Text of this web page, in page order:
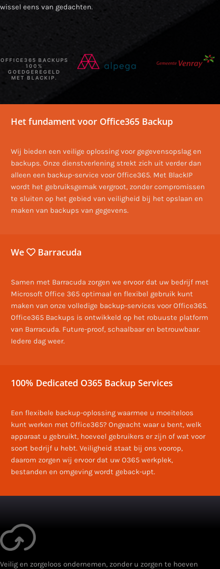
wissel eens van gedachten.
OFFICE365 BACKUPS
100%
GOEDGEREGELD
MET BLACKIP.
Het fundament voor Office365 Backup
Wij bieden een veilige oplossing voor gegevensopslag en
backups. Onze dienstverlening strekt zich uit verder dan
alleen een backup-service voor Office365. Met BlackIP
wordt het gebruiksgemak vergroot, zonder compromissen
te sluiten op het gebied van veiligheid bij het opslaan en
maken van backups van gegevens.
We Barracuda
Samen met Barracuda zorgen we ervoor dat uw bedrijf met
Microsoft Office 365 optimaal en flexibel gebruik kunt
maken van onze volledige backup-services voor Office365.
Office365 Backups is ontwikkeld op het robuuste platform
van Barracuda. Future-proof, schaalbaar en betrouwbaar.
Iedere dag weer.
100% Dedicated O365 Backup Services
Een flexibele backup-oplossing waarmee u moeiteloos
kunt werken met Office365? Ongeacht waar u bent, welk
apparaat u gebruikt, hoeveel gebruikers er zijn of wat voor
soort bedrijf u hebt. Veiligheid staat bij ons voorop,
daarom zorgen wij ervoor dat uw O365 werkplek,
bestanden en omgeving wordt geback-upt.
Veilig en zorgeloos ondernemen, zonder u zorgen te hoeven